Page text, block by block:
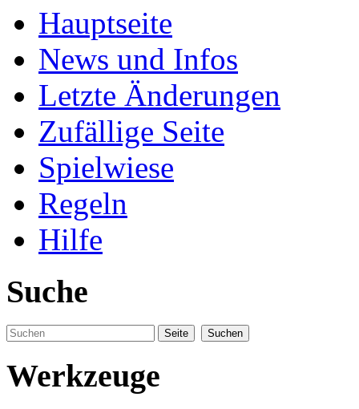
Hauptseite
News und Infos
Letzte Änderungen
Zufällige Seite
Spielwiese
Regeln
Hilfe
Suche
Werkzeuge